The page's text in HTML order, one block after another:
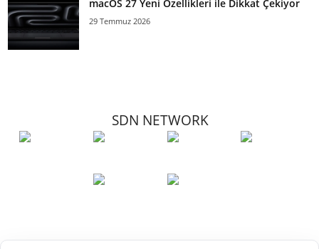
macOS 27 Yeni Özellikleri ile Dikkat Çekiyor
29 Temmuz 2026
SDN NETWORK